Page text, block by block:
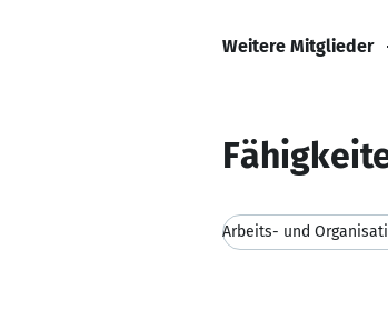
Weitere Mitglieder
Arbeits- und